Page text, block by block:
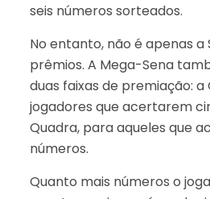
seis números sorteados.
No entanto, não é apenas a
prêmios. A Mega-Sena
duas faixas de premiação: a
jogadores que acertarem
Quadra, para aqueles que
números.
Quanto mais números o